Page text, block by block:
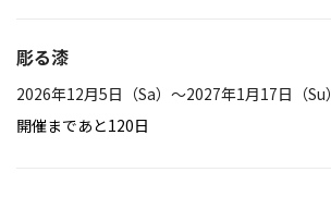
彫る漆
2026年12月5日（Sa）〜2027年1月17日（Su）
開催まであと120日